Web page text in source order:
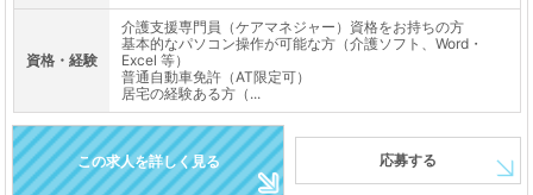
資格・経験
介護支援専門員（ケアマネジャー）資格をお持ちの方
基本的なパソコン操作が可能な方（介護ソフト、Word・
Excel 等）
普通自動車免許（AT限定可）
居宅の経験ある方（...
この求人を詳しく見る 応募する